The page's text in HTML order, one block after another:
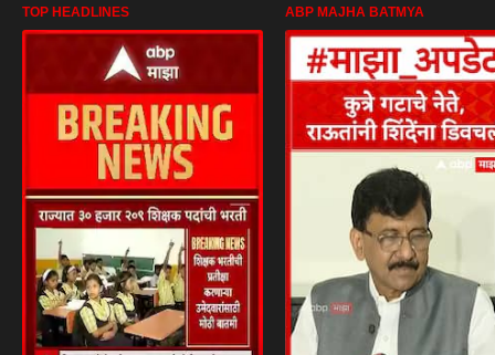
TOP HEADLINES ABP MAJHA BATMYA